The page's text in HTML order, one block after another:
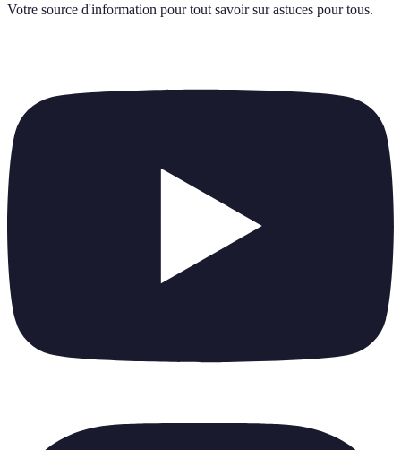
Votre source d'information pour tout savoir sur astuces pour tous.